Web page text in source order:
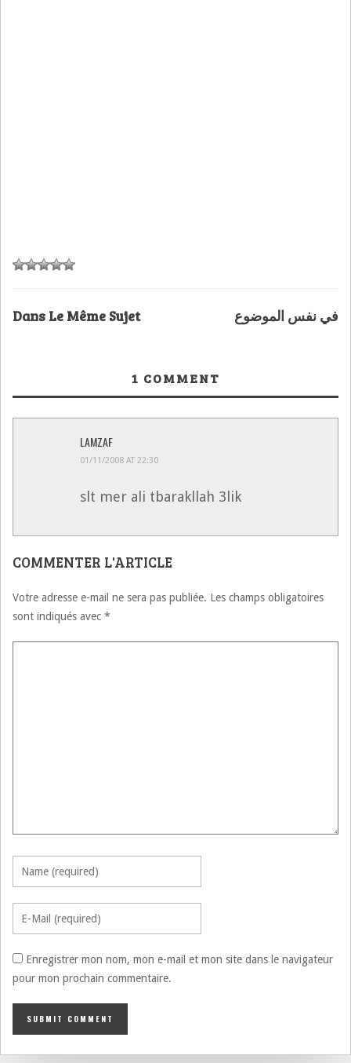
Dans Le Même Sujet في نفس الموضوع
1 COMMENT
LAMZAF
01/11/2008 AT 22:30
slt mer ali tbarakllah 3lik
COMMENTER L'ARTICLE
Votre adresse e-mail ne sera pas publiée. Les champs obligatoires
sont indiqués avec *
Enregistrer mon nom, mon e-mail et mon site dans le navigateur
pour mon prochain commentaire.